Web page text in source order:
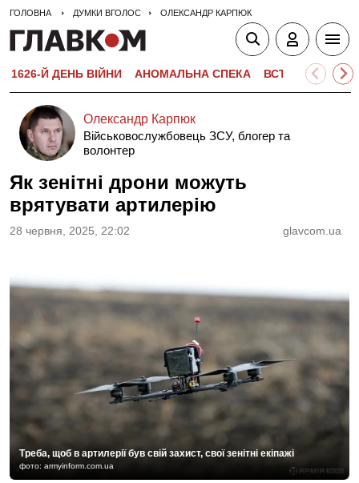
ГОЛОВНА ДУМКИ ВГОЛОС ОЛЕКСАНДР КАРПЮК
1626-Й ДЕНЬ ВІЙНИ АНОМАЛЬНА СПЕКА ВСТУПНА
Олександр Карпюк
Військовослужбовець ЗСУ, блогер та
волонтер
Як зенітні дрони можуть
врятувати артилерію
28 червня, 2025, 22:02 glavcom.ua
Треба, щоб в артилерії був свій захист, свої зенітні екіпажі
фото: armyinform.com.ua